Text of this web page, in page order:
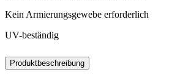
Kein Armierungsgewebe erforderlich
UV-beständig
Produktbeschreibung